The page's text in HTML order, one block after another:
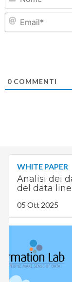
0 COMMENTI
WHITE PAPER
Analisi dei
del data
05 Ott 2025